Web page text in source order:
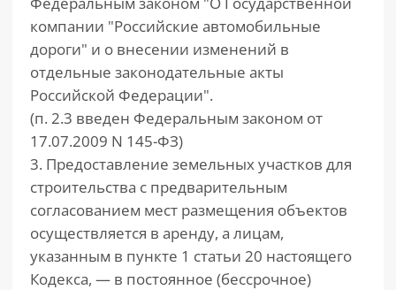
компании "Российские автомобильные
дороги" и о внесении изменений в
отдельные законодательные акты
Российской Федерации".
(п. 2.3 введен Федеральным законом от
17.07.2009 N 145-ФЗ)
3. Предоставление земельных участков для
строительства с предварительным
согласованием мест размещения объектов
осуществляется в аренду, а лицам,
указанным в пункте 1 статьи 20 настоящего
Кодекса, — в постоянное (бессрочное)